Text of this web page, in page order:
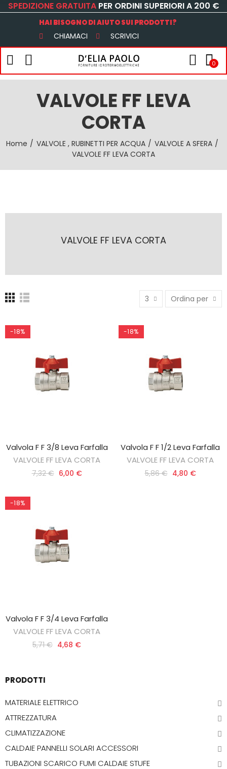
SPEDIZIONE GRATUITA PER ORDINI SUPERIORI A 200 €
HAI BISOGNO DI AIUTO SUI PRODOTTI?
CHIAMACI SCRIVICI
0
VALVOLE FF LEVA
CORTA
Home VALVOLE , RUBINETTI PER ACQUA
VALVOLE A SFERA
VALVOLE FF LEVA CORTA
VALVOLE FF LEVA CORTA
3 Ordina per
-18%
AGGIUNGI AL CARRELLO
Valvola F F 3/8 Leva Farfalla
VALVOLE FF LEVA CORTA
7,32 € 6,00 €
-18%
AGGIUNGI AL CARRELLO
Valvola F F 1/2 Leva Farfalla
VALVOLE FF LEVA CORTA
5,86 € 4,80 €
-18%
AGGIUNGI AL CARRELLO
Valvola F F 3/4 Leva Farfalla
VALVOLE FF LEVA CORTA
5,71 € 4,68 €
PRODOTTI
MATERIALE ELETTRICO
ATTREZZATURA
CLIMATIZZAZIONE
CALDAIE PANNELLI SOLARI ACCESSORI
TUBAZIONI SCARICO FUMI CALDAIE STUFE